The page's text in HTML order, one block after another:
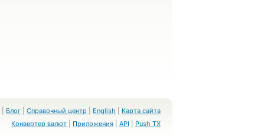
Блог Справочный центр English
Карта сайта
Конвертер валют
Приложения API Push TX